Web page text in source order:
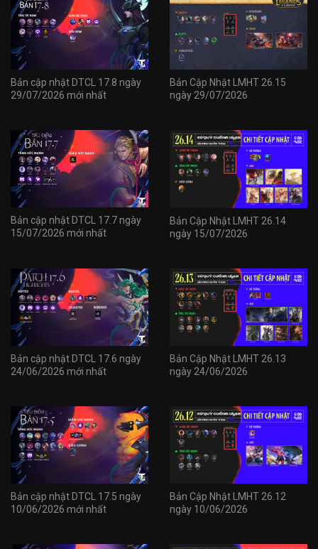
Bản cập nhật DTCL 17.8 ngày
29/07/2026 mới nhất
Bản Cập Nhật LMHT 26.15
ngày 29/07/2026
Bản cập nhật DTCL 17.7 ngày
15/07/2026 mới nhất
Bản Cập Nhật LMHT 26.14
ngày 15/07/2026
Bản cập nhật DTCL 17.6 ngày
24/06/2026 mới nhất
Bản Cập Nhật LMHT 26.13
ngày 24/06/2026
Bản cập nhật DTCL 17.5 ngày
10/06/2026 mới nhất
Bản Cập Nhật LMHT 26.12
ngày 10/06/2026